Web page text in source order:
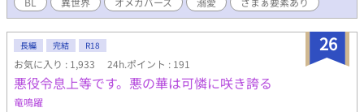
ル……） ＢＬでＲ18です！ ＨＯＴランキング１１位ありがとう
ございます！ ＢＬ1位ありがとうございます！ 不調明けで元気
に舞い踊っております！(´艸｀*)ﾋｬｯﾎｳ！
26
長編 完結 R18
お気に入り : 1,933 24h.ポイント : 191
悪役令息上等です。悪の華は可憐に咲き誇る
竜鳴躍